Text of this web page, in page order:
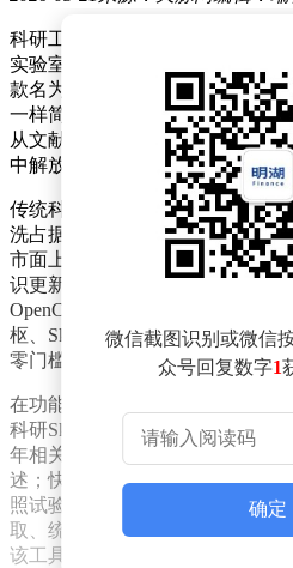
科研工作正迎来一场由人工智能
实验室联合北京航空航天大学何
款名为OpenClaw的科研智能体
一样简单”。这款工具通过自然
从文献调研到论文撰写的全流程
中解放出来，转变为真正的科研“
传统科研模式长期面临诸多痛点
洗占据大量时间、论文写作周期
市面上现有的AI辅助工具，往往
识更新滞后、易产生不准确信息
OpenClaw通过创新的三层架构
枢、Skill插件为执行工具、
零门槛使用、效率大幅提升和结
在功能实现上，OpenClaw依托
科研Skill插件，覆盖了科研全场
年相关文献，下载PDF文件并提
述；快速完成思辨类和方法类论
照试验方案；编制国家自然科学
取、统计分析、机器学习建模以
该工具还具备模拟同行评审功能
微信截图识别或微信
众号回复数字1
确定